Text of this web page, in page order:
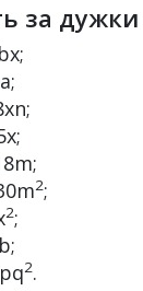
за
2;
2;
2.